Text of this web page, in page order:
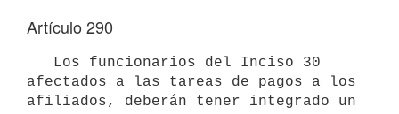
Artículo 290
afectados a las tareas de pagos a los
afiliados, deberán tener integrado un